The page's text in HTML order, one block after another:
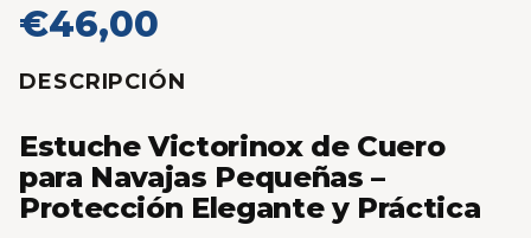
€46,00
DESCRIPCIÓN
Estuche Victorinox de Cuero
para Navajas Pequeñas –
Protección Elegante y Práctica